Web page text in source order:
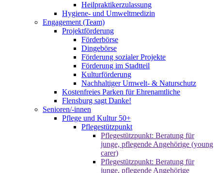
Heilpraktikerzulassung
Hygiene- und Umweltmedizin
Engagement (Team)
Projektförderung
Förderbörse
Dingebörse
Förderung sozialer Projekte
Förderung im Stadtteil
Kulturförderung
Nachhaltiger Umwelt- & Naturschutz
Kostenfreies Parken für Ehrenamtliche
Flensburg sagt Danke!
Senioren/-innen
Pflege und Kultur 50+
Pflegestützpunkt
Pflegestützpunkt: Beratung für
junge, pflegende Angehörige (young
carer)
Pflegestützpunkt: Beratung für
junge, pflegende Angehörige